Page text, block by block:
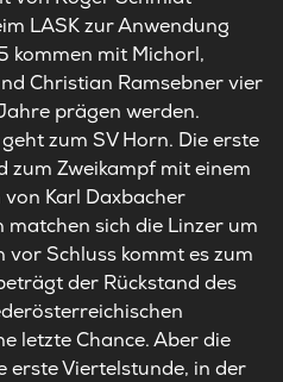
LASK zur Anwendung
kommen mit Michorl,
Christian Ramsebner vier
prägen werden.
zum SV Horn. Die erste
zum Zweikampf mit einem
Karl Daxbacher
sich die Linzer um
Schluss kommt es zum
der Rückstand des
letzte Chance. Aber die
erste Viertelstunde, in der